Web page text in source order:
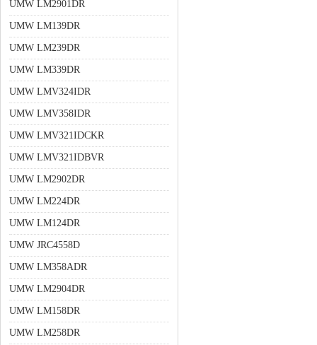
UMW LM2901DR
UMW LM139DR
UMW LM239DR
UMW LM339DR
UMW LMV324IDR
UMW LMV358IDR
UMW LMV321IDCKR
UMW LMV321IDBVR
UMW LM2902DR
UMW LM224DR
UMW LM124DR
UMW JRC4558D
UMW LM358ADR
UMW LM2904DR
UMW LM158DR
UMW LM258DR